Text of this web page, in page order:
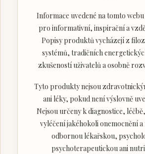
Informace uvedené na tomto
pro informativní, inspirační a
Popisy produktů vycházejí z
systémů, tradičních
zkušeností uživatelů a osobně
Tyto produkty nejsou
ani léky, pokud není výslovně
Nejsou určeny k diagnostice,
vyléčení jakéhokoli onemocnění
odbornou lékařskou,
psychoterapeutickou ani